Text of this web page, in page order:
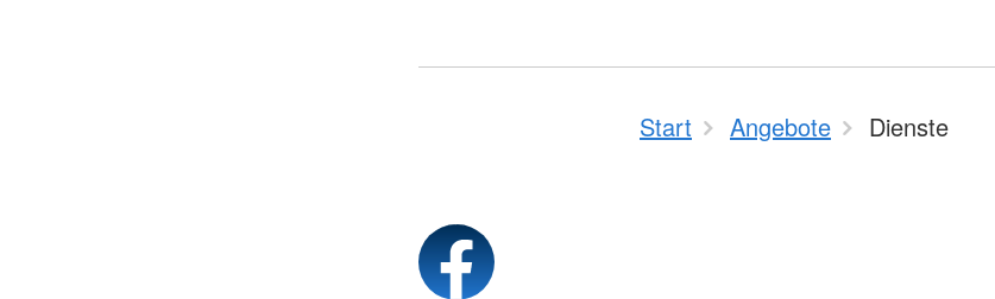
Start Angebote Dienste